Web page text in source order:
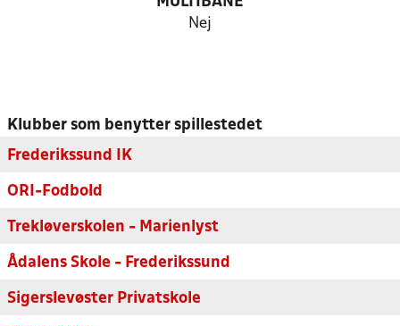
Nej
Klubber som benytter spillestedet
Frederikssund IK
ORI-Fodbold
Trekløverskolen - Marienlyst
Ådalens Skole - Frederikssund
Sigerslevøster Privatskole